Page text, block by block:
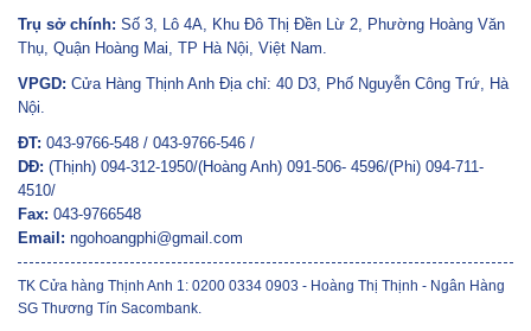
Trụ sở chính: Số 3, Lô 4A, Khu Đô Thị Đền Lừ 2, Phường Hoàng Văn
Thụ, Quận Hoàng Mai, TP Hà Nội, Việt Nam.
VPGD: Cửa Hàng Thịnh Anh Địa chỉ: 40 D3, Phố Nguyễn Công Trứ, Hà
Nội.
ĐT: 043-9766-548 / 043-9766-546 /
DĐ: (Thịnh) 094-312-1950/(Hoàng Anh) 091-506- 4596/(Phi) 094-711-
4510/
Fax: 043-9766548
Email: ngohoangphi@gmail.com
TK Cửa hàng Thịnh Anh 1: 0200 0334 0903 - Hoàng Thị Thịnh - Ngân Hàng
SG Thương Tín Sacombank.